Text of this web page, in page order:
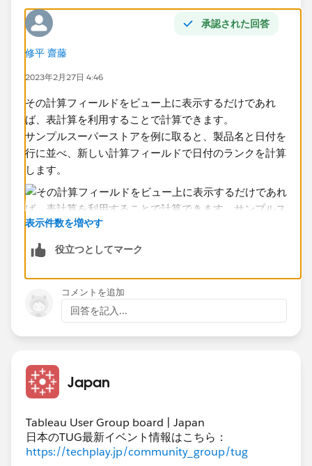
承認された回答
修平 齋藤
2023年2月27日 4:46
その計算フィールドをビュー上に表示するだけであれ
ば、表計算を利用することで計算できます。​
サンプルスーパーストアを例に取ると、製品名と日付を
行に並べ、新しい計算フィールドで日付のランクを計算
します。
開間隔で「製品名」を選ぶと、製品ごとに1からの連番
が表示されます。
昇順（1, 2, 3）​ではなく降順（3, 2, 1）にしたいとき
は、ランク計算式の 'asc' を 'desc' にするとよいです。
表示件数を増やす
役立つとしてマーク
コメントを追加
回答を記入...
Japan
Tableau User Group board | Japan
日本のTUG最新イベント情報はこちら：
https://techplay.jp/community_group/tug